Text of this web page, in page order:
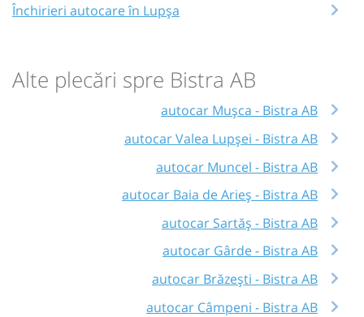
Închirieri autocare în Lupșa
Alte plecări spre Bistra AB
autocar Mușca - Bistra AB
autocar Valea Lupșei - Bistra AB
autocar Muncel - Bistra AB
autocar Baia de Arieș - Bistra AB
autocar Sartăș - Bistra AB
autocar Gârde - Bistra AB
autocar Brăzești - Bistra AB
autocar Câmpeni - Bistra AB